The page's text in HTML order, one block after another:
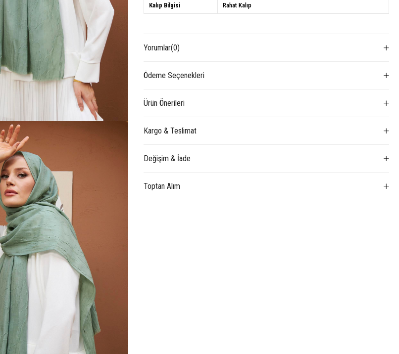
Kalıp Bilgisi Rahat Kalıp
Yorumlar(0)
Ödeme Seçenekleri
Ürün Önerileri
Kargo & Teslimat
Değişim & İade
Toptan Alım